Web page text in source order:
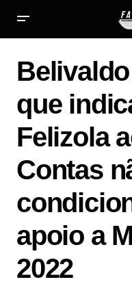
2022
que
Felizola
Contas
apoio a
2022